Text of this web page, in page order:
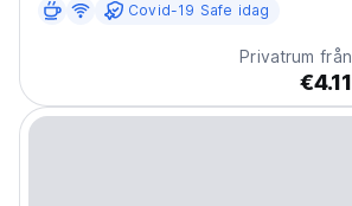
Covid-19 Safe idag
Privatrum från
€4.11